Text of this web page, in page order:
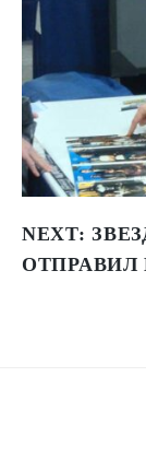
NEXT:
ОТПРАВИЛ